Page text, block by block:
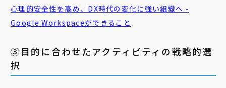
心理 的安全性を高め、DX時代の変化に強い組織へ -
Google Workspaceができること
③目的に合わせたアクティビティの戦略的選
択